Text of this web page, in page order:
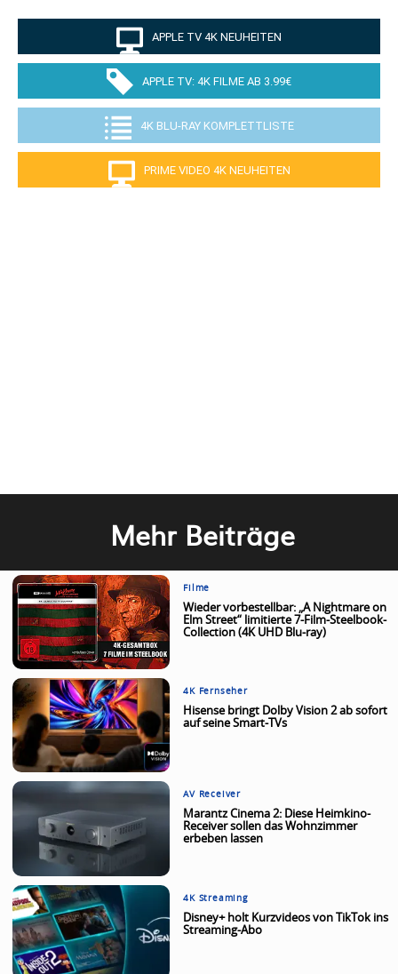
APPLE TV 4K NEUHEITEN
APPLE TV: 4K FILME AB 3.99€
4K BLU-RAY KOMPLETTLISTE
PRIME VIDEO 4K NEUHEITEN
Mehr Beiträge
Filme
Wieder vorbestellbar: „A Nightmare on
Elm Street“ limitierte 7-Film-Steelbook-
Collection (4K UHD Blu-ray)
4K Fernseher
Hisense bringt Dolby Vision 2 ab sofort
auf seine Smart-TVs
AV Receiver
Marantz Cinema 2: Diese Heimkino-
Receiver sollen das Wohnzimmer
erbeben lassen
4K Streaming
Disney+ holt Kurzvideos von TikTok ins
Streaming-Abo